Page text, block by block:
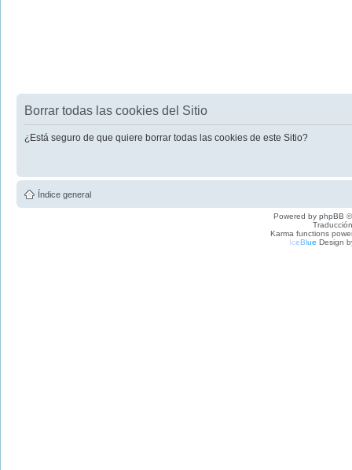
Borrar todas las cookies del Sitio
¿Está seguro de que quiere borrar todas las cookies de este Sitio?
Índice general
Powered by phpBB
Karma functions
IceBlue Design